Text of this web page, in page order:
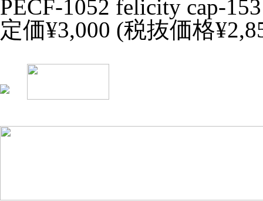
PECF-1052 felicity cap-153
定価¥3,000 (税抜価格